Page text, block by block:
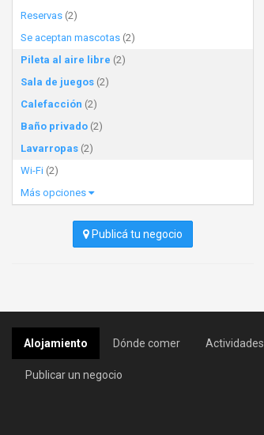
Reservas (2)
Se aceptan mascotas (2)
Pileta al aire libre (2)
Sala de juegos (2)
Calefacción (2)
Baño privado (2)
Lavarropas (2)
Wi-Fi (2)
Más opciones
Publicá tu negocio
Alojamiento Dónde comer Actividades
Publicar un negocio